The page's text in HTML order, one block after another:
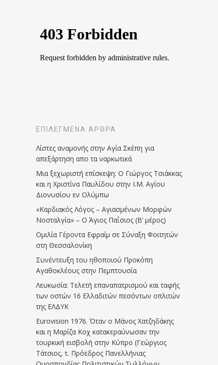
ΕΠΙΛΕΓΜΈΝΑ ΆΡΘΡΑ
Λίστες αναμονής στην Αγία Σκέπη για
απεξάρτηση απο τα ναρκωτικά
Μια ξεχωριστή επίσκεψη: Ο Γιώργος Τσιάκκας
και η Χριστίνα Παυλίδου στην Ι.Μ. Αγίου
Διονυσίου εν Ολύμπω
«Καρδιακός Λόγος – Αγιασμένων Μορφών
Νοσταλγία» – Ο Άγιος Παΐσιος (Β’ μέρος)
Ομιλία Γέροντα Εφραίμ σε Σύναξη Φοιτητών
στη Θεσσαλονίκη
Συνέντευξη του ηθοποιού Προκόπη
Αγαθοκλέους στην Πεμπτουσία
Λευκωσία: Τελετή επαναπατρισμού και ταφής
των οστών 16 Ελλαδιτών πεσόντων οπλιτών
της ΕΛΔΥΚ
Eurovision 1976. Όταν ο Μάνος Χατζηδάκης
και η Μαρίζα Κοχ κατακεραύνωσαν την
τουρκική εισβολή στην Κύπρο (Γεώργιος
Τάτσιος, τ. Πρόεδρος Πανελλήνιας